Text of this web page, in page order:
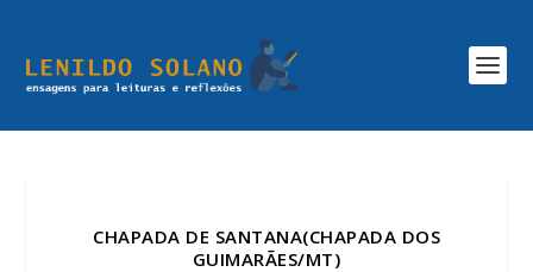
CHAPADA DE SANTANA(CHAPADA DOS
GUIMARÃES/MT)